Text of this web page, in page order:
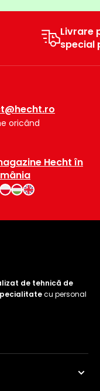
Livrare
special
oricând
Hecht în
de tehnică de
cu personal